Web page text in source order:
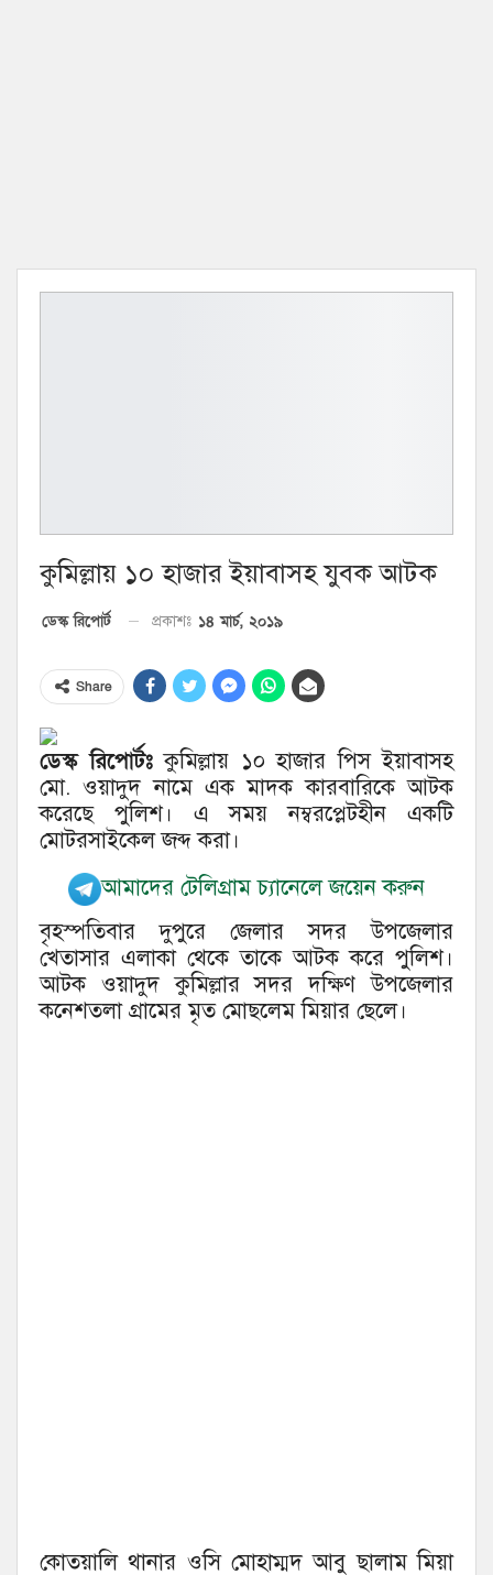
কুমিল্লায় ১০ হাজার ইয়াবাসহ যুবক আটক
ডেস্ক রিপোর্ট প্রকাশঃ ১৪ মার্চ, ২০১৯
Share
ডেস্ক রিপোর্টঃকুমিল্লায় ১০ হাজার পিস ইয়াবাসহ
মো. ওয়াদুদ নামে এক মাদক কারবারিকে আটক
করেছে পুলিশ। এ সময় নম্বরপ্লেটহীন একটি
মোটরসাইকেল জব্দ করা।
আমাদের টেলিগ্রাম চ্যানেলে জয়েন করুন
বৃহস্পতিবার দুপুরে জেলার সদর উপজেলার
খেতাসার এলাকা থেকে তাকে আটক করে পুলিশ।
আটক ওয়াদুদ কুমিল্লার সদর দক্ষিণ উপজেলার
কনেশতলা গ্রামের মৃত মোছলেম মিয়ার ছেলে।
কোতয়ালি থানার ওসি মোহাম্মদ আবু ছালাম মিয়া